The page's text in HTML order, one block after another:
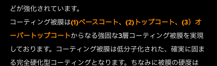
どが強化されています。
コーティング被膜は(1)ベースコート、(2)トップコート、(3）オ
ーバートップコートからなる強固な3層コーティング被膜を実現
しております。コーティング被膜は低分子化された、確実に固ま
る完全硬化型コーティングとなります。ちなみに被膜の硬度は